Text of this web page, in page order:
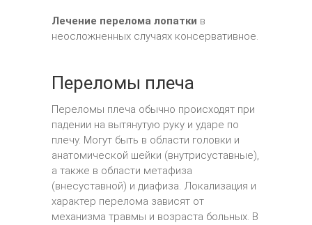
Лечение перелома лопатки в
неосложненных случаях консервативное.
Переломы плеча
Переломы плеча обычно происходят при
падении на вытянутую руку и ударе по
плечу. Могут быть в области головки и
анатомической шейки (внутрисуставные),
а также в области метафиза
(внесуставной) и диафиза. Локализация и
характер перелома зависят от
механизма травмы и возраста больных. В